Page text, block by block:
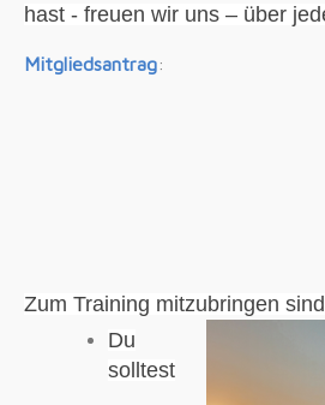
hast - freuen wir uns – über
Mitgliedsantrag:
Zum Training mitzubringen
Du
solltest